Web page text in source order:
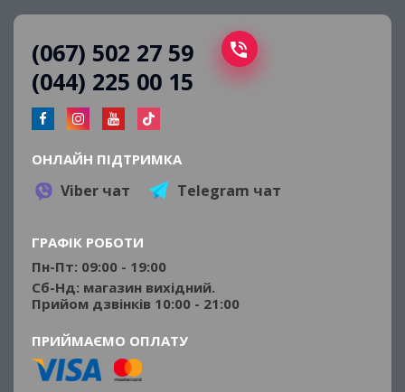
(067) 502 27 59
(044) 225 00 15
ОНЛАЙН ПІДТРИМКА
Viber чат Telegram чат
ГРАФІК РОБОТИ
Пн-Пт: 09:00 - 19:00
Сб-Нд: магазин вихідний.
Прийом дзвінків 10:00 - 21:00
ПРИЙМАЄМО ОПЛАТУ